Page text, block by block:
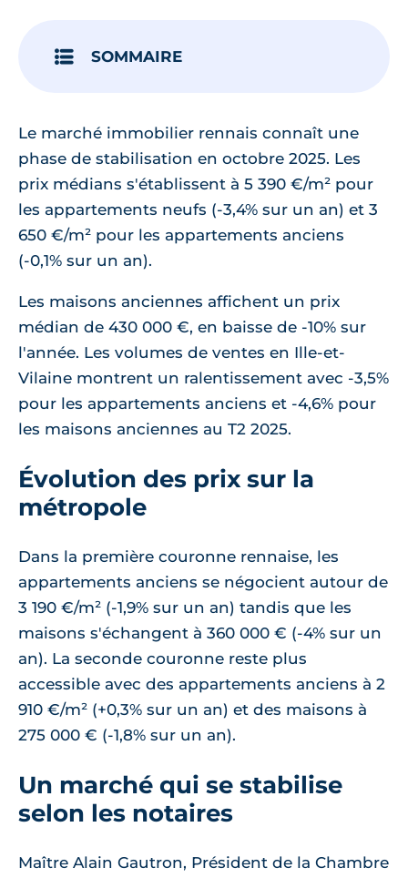
SOMMAIRE
Le marché immobilier rennais connaît une
phase de stabilisation en octobre 2025. Les
prix médians s'établissent à 5 390 €/m² pour
les appartements neufs (-3,4% sur un an) et 3
650 €/m² pour les appartements anciens
(-0,1% sur un an).
Les maisons anciennes affichent un prix
médian de 430 000 €, en baisse de -10% sur
l'année. Les volumes de ventes en Ille-et-
Vilaine montrent un ralentissement avec -3,5%
pour les appartements anciens et -4,6% pour
les maisons anciennes au T2 2025.
Évolution des prix sur la
métropole
Dans la première couronne rennaise, les
appartements anciens se négocient autour de
3 190 €/m² (-1,9% sur un an) tandis que les
maisons s'échangent à 360 000 € (-4% sur un
an). La seconde couronne reste plus
accessible avec des appartements anciens à 2
910 €/m² (+0,3% sur un an) et des maisons à
275 000 € (-1,8% sur un an).
Un marché qui se stabilise
selon les notaires
Maître Alain Gautron, Président de la Chambre